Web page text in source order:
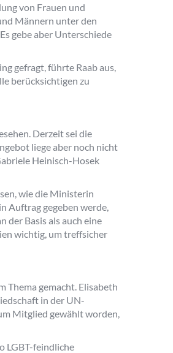
von Frauen und
Männern unter den
gebe aber Unterschiede
gefragt, führte Raab aus,
berücksichtigen zu
Derzeit sei die
liege aber noch nicht
Heinisch-Hosek
wie die Ministerin
Auftrag gegeben werde,
der Basis als auch eine
wichtig, um treffsicher
Thema gemacht. Elisabeth
in der UN-
Mitglied gewählt worden,
LGBT-feindliche